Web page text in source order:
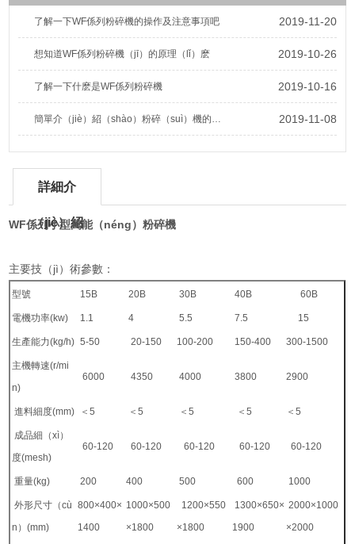
了解一下WF係列粉碎機的操作及注意事項吧 2019-11-20
想知道WF係列粉碎機（jī）的原理（lǐ）麽 2019-10-26
了解一下什麽是WF係列粉碎機 2019-10-16
簡單介（jiè）紹（shào）粉碎（suì）機的安裝（zhuāng）維護保養方法 2019-11-08
詳細介
（jiè）紹
WF係列小型萬能（néng）粉碎機
主要技（jì）術參數：
型號 15B 20B 30B 40B 60B
電機功率(kw) 1.1 4 5.5 7.5 15
生產能力(kg/h) 5-50 20-150 100-200 150-400 300-1500
主機轉速(r/mi
n)
6000 4350 4000 3800 2900
進料細度(mm) ＜5 ＜5 ＜5 ＜5 ＜5
成品細（xì）
度(mesh)
60-120 60-120 60-120 60-120 60-120
重量(kg) 200 400 500 600 1000
外形尺寸（cù
n）(mm)
800×400×
1400
1000×500
×1800
1200×550
×1800
1300×650×
1900
2000×1000
×2000